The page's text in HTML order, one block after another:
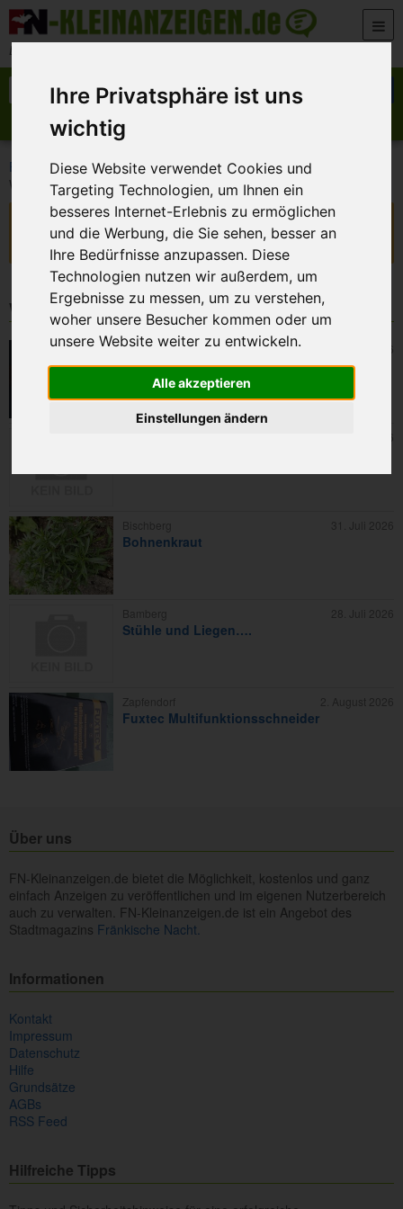
Ihre Privatsphäre ist uns
wichtig
Diese Website verwendet Cookies und
Targeting Technologien, um Ihnen ein
besseres Internet-Erlebnis zu ermöglichen
und die Werbung, die Sie sehen, besser an
Ihre Bedürfnisse anzupassen. Diese
Technologien nutzen wir außerdem, um
Ergebnisse zu messen, um zu verstehen,
woher unsere Besucher kommen oder um
unsere Website weiter zu entwickeln.
Alle akzeptieren
Einstellungen ändern
Zum Inhalt springen
Der beste Platz für deine kostenlose Anzeige
Suche nach:
Anzeige aufgeben
FN-Kleinanzeigen>Marktplatz>Garten>
Wachsblume – Porzellan-Blume – HOYA rosa – mit Blüten
Diese Anzeige ist nicht mehr verfügbar!
Sie ist abgelaufen oder wurde vom Inserenten deaktiviert.
Weitere Kleinanzeigen
Zapfendorf
Blumen-Osterkorb
Bohnenkraut
Stühle und Liegen….
Fuxtec Multifunktionsschneider
Über uns
FN-Kleinanzeigen.de bietet die Möglichkeit, kostenlos und ganz
einfach Anzeigen zu veröffentlichen und im eigenen Nutzerbereich
auch zu verwalten. FN-Kleinanzeigen.de ist ein Angebot des
Stadtmagazins Fränkische Nacht.
Informationen
Kontakt
Impressum
Datenschutz
Hilfe
Grundsätze
AGBs
RSS Feed
Hilfreiche Tipps